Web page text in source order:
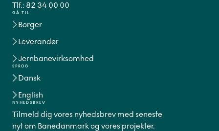
GÅ TIL
Borger
Leverandør
Jernbanevirksomhed
SPROG
Dansk
English
Tlf.: 82 34 00 00
NYHEDSBREV
Tilmeld dig vores nyhedsbrev med seneste
nyt om Banedanmark og vores projekter.